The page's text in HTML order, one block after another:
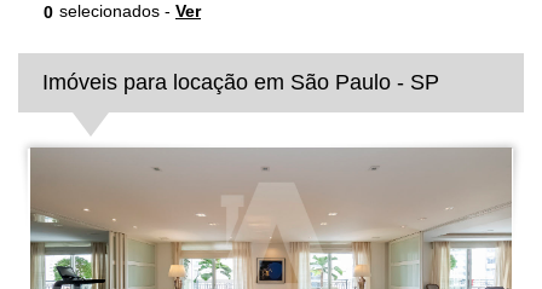
0 selecionados - Ver
Imóveis para locação em São Paulo - SP